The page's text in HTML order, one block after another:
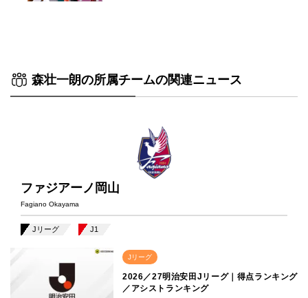
森壮一朗の所属チームの関連ニュース
ファジアーノ岡山
Fagiano Okayama
Jリーグ J1
Jリーグ
2026／27明治安田Jリーグ｜得点ランキング
／アシストランキング